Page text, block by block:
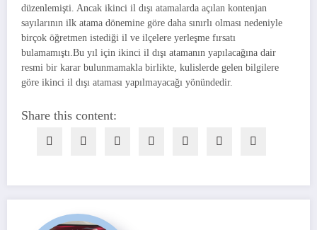
düzenlemişti. Ancak ikinci il dışı atamalarda açılan kontenjan
sayılarının ilk atama dönemine göre daha sınırlı olması nedeniyle
birçok öğretmen istediği il ve ilçelere yerleşme fırsatı
bulamamıştı.Bu yıl için ikinci il dışı atamanın yapılacağına dair
resmi bir karar bulunmamakla birlikte, kulislerde gelen bilgilere
göre ikinci il dışı ataması yapılmayacağı yönündedir.
Share this content: